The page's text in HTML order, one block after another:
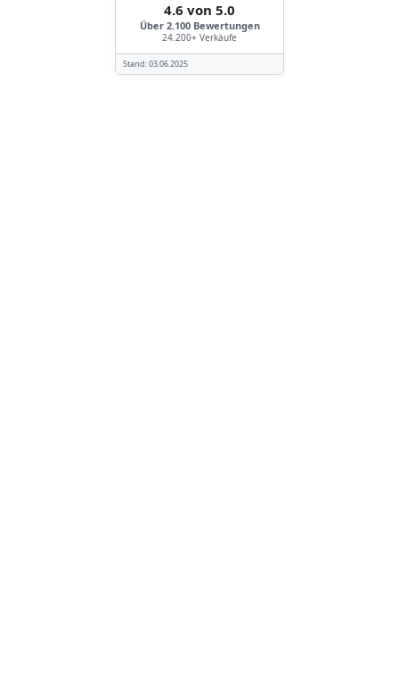
4.6 von 5.0
Über 2.100 Bewertungen
24.200+ Verkäufe
Stand:03.06.2025